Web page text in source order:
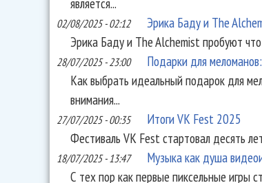
02/08/2025 - 02:12
Эрика Баду и The
Эрика Баду и The Alchemist пробуют
28/07/2025 - 23:00
Подарки для
Как выбрать идеальный подарок для
внимания...
27/07/2025 - 00:35
Итоги VK Fest 2025
Фестиваль VK Fest стартовал десять
18/07/2025 - 13:47
Музыка как душа
С тех пор как первые пиксельные игры